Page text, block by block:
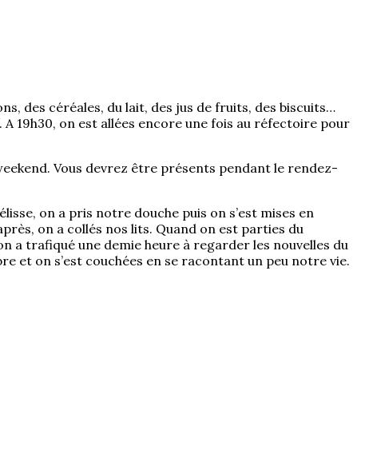
des céréales, du lait, des jus de fruits, des biscuits…
19h30, on est allées encore une fois au réfectoire pour
Vous devrez être présents pendant le rendez-
on a pris notre douche puis on s’est mises en
on a collés nos lits. Quand on est parties du
a trafiqué une demie heure à regarder les nouvelles du
et on s’est couchées en se racontant un peu notre vie.